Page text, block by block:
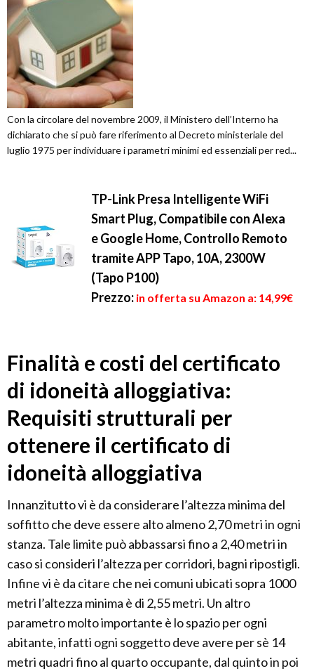
Con la circolare del novembre 2009, il Ministero dell’Interno ha
dichiarato che si può fare riferimento al Decreto ministeriale del
luglio 1975 per individuare i parametri minimi ed essenziali per red...
TP-Link Presa Intelligente WiFi
Smart Plug, Compatibile con Alexa
e Google Home, Controllo Remoto
tramite APP Tapo, 10A, 2300W
(Tapo P100)
Prezzo: in offerta su Amazon a: 14,99€
Finalità e costi del certificato
di idoneità alloggiativa:
Requisiti strutturali per
ottenere il certificato di
idoneità alloggiativa
Innanzitutto vi è da considerare l’altezza minima del
soffitto che deve essere alto almeno 2,70 metri in ogni
stanza. Tale limite può abbassarsi fino a 2,40 metri in
caso si consideri l’altezza per corridori, bagni ripostigli.
Infine vi è da citare che nei comuni ubicati sopra 1000
metri l’altezza minima è di 2,55 metri. Un altro
parametro molto importante è lo spazio per ogni
abitante, infatti ogni soggetto deve avere per sè 14
metri quadri fino al quarto occupante, dal quinto in poi